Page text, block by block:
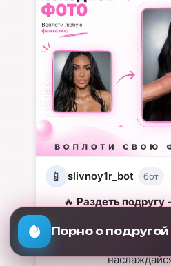
📱 slivnoy1r_bot бот
🔥 Раздеть подругу
последнего
фантазий
Переходи в бота,
Раздень любую